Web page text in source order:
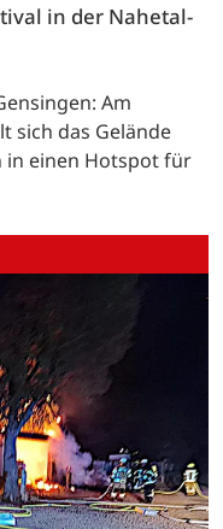
in der Nahetal-
Am
sich das Gelände
in einen Hotspot für